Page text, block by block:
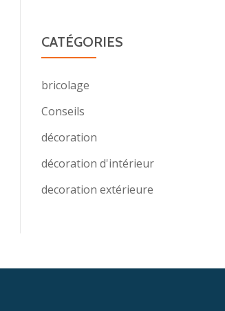
CATÉGORIES
bricolage
Conseils
décoration
décoration d'intérieur
decoration extérieure